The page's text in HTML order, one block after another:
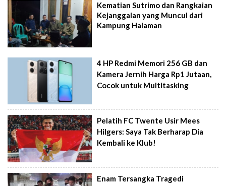
Kematian Sutrimo dan Rangkaian
Kejanggalan yang Muncul dari
Kampung Halaman
4 HP Redmi Memori 256 GB dan
Kamera Jernih Harga Rp1 Jutaan,
Cocok untuk Multitasking
Pelatih FC Twente Usir Mees
Hilgers: Saya Tak Berharap Dia
Kembali ke Klub!
Enam Tersangka Tragedi